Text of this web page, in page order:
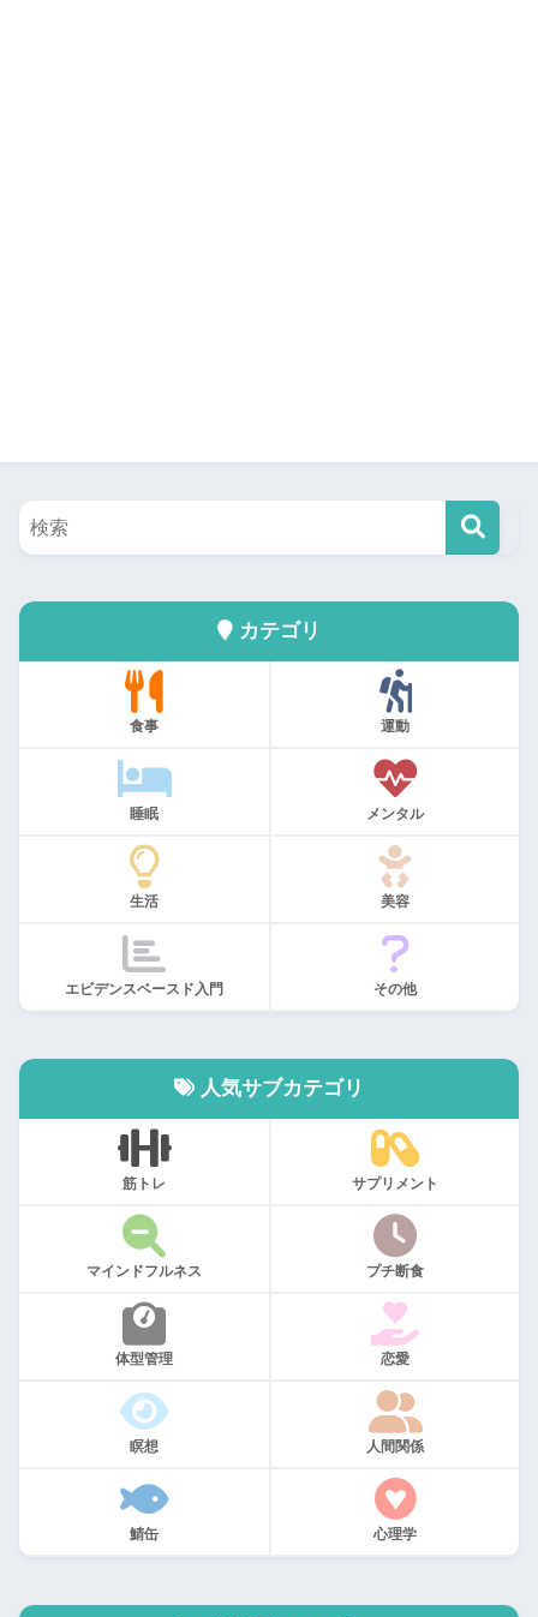
カテゴリ
食事 運動
睡眠 メンタル
生活 美容
エビデンスベースド入門 その他
人気サブカテゴリ
筋トレ サプリメント
マインドフルネス プチ断食
体型管理 恋愛
瞑想 人間関係
鯖缶 心理学